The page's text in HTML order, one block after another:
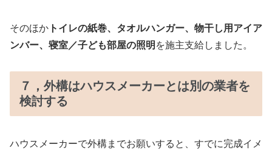
そのほか トイレの紙巻、タオルハンガー、物干し用アイア
ンバー、寝室／子ども部屋の照明 を施主支給しました。
７，外構はハウスメーカーとは別の業者を
検討する
ハウスメーカーで外構までお願いすると、すでに完成イメ